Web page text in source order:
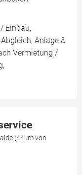
Einbau,
Anlage &
Vermietung /
(44km von